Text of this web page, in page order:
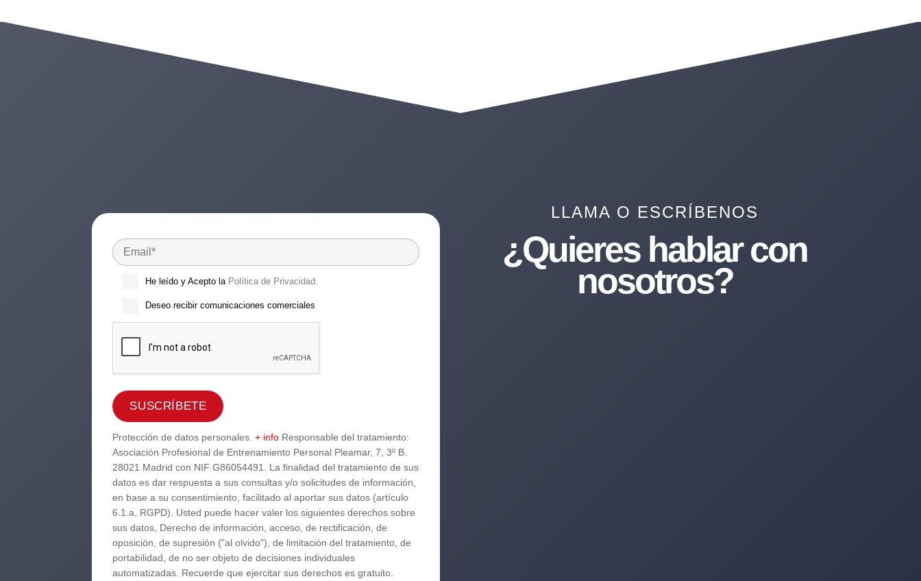
He leído y Acepto la Política de Privacidad.
Deseo recibir comunicaciones comerciales
Protección de datos personales.+ info Responsable del tratamiento:
Asociación Profesional de Entrenamiento Personal Pleamar, 7, 3º B.
28021 Madrid con NIF G86054491. La finalidad del tratamiento de sus
datos es dar respuesta a sus consultas y/o solicitudes de información,
en base a su consentimiento, facilitado al aportar sus datos (artículo
6.1.a, RGPD). Usted puede hacer valer los siguientes derechos sobre
sus datos, Derecho de información, acceso, de rectificación, de
oposición, de supresión ("al olvido"), de limitación del tratamiento, de
portabilidad, de no ser objeto de decisiones individuales
automatizadas. Recuerde que ejercitar sus derechos es gratuito.
LLAMA O ESCRÍBENOS
¿Quieres hablar con
nosotros?